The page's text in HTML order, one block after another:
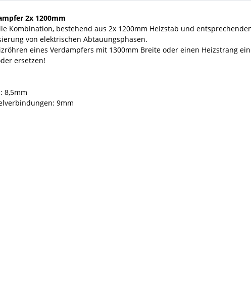
2x 1200mm
Kombination, bestehend aus 2x 1200mm Heizstab und
von elektrischen Abtauungsphasen.
eines Verdampfers mit 1300mm Breite oder einen Heizstrang
ersetzen!
8,5mm
9mm